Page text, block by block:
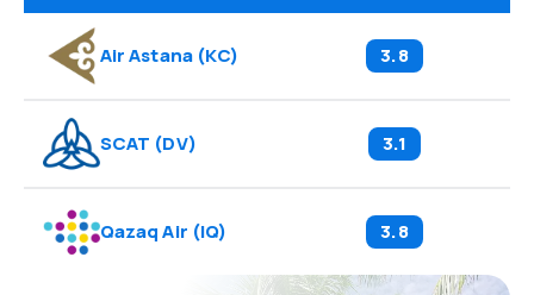
Air Astana(KC) 3.8
SCAT (DV) 3.1
Qazaq Air (IQ) 3.8